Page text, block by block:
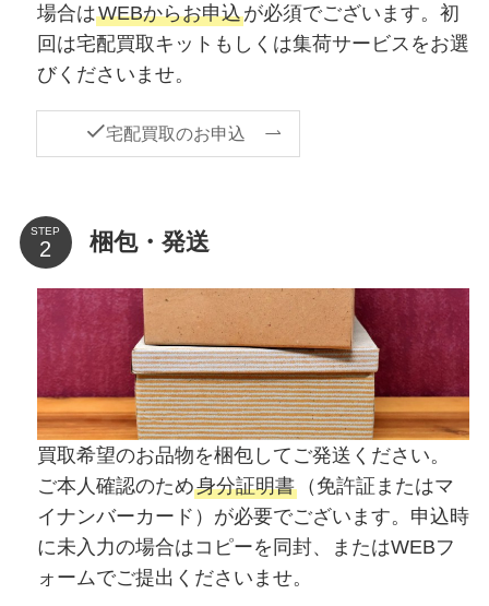
場合はWEBからお申込が必須でございます。初
回は宅配買取キットもしくは集荷サービスをお選
びくださいませ。
宅配買取のお申込
STEP 梱包・発送
買取希望のお品物を梱包してご発送ください。
ご本人確認のため身分証明書（免許証またはマ
イナンバーカード）が必要でございます。申込時
に未入力の場合はコピーを同封、またはWEBフ
ォームでご提出くださいませ。